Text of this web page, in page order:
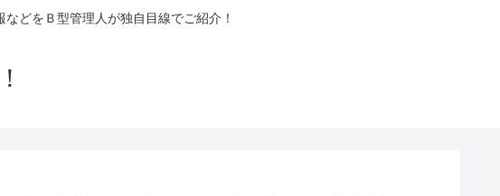
どをＢ型管理人が独自目線でご紹介！